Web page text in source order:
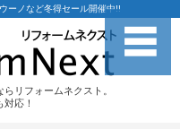
ーノなど冬得セール開催中!!
リフォームネクスト。
応！